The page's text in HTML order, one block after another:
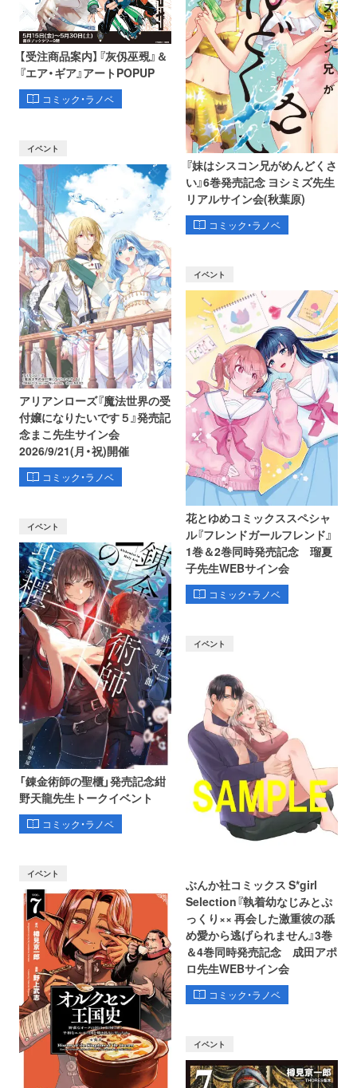
【受注商品案内】『灰仭巫覡』＆
『エア・ギア』アートPOPUP
コミック・ラノベ
『妹はシスコン兄がめんどくさ
い』6巻発売記念 ヨシミズ先生
リアルサイン会(秋葉原)
コミック・ラノベ
イベント
アリアンローズ『魔法世界の受
付嬢になりたいです５』発売記
念まこ先生サイン会
2026/9/21(月・祝)開催
コミック・ラノベ
イベント
花とゆめコミックススペシャ
ル『フレンドガールフレンド』
1巻＆2巻同時発売記念 瑠夏
子先生WEBサイン会
コミック・ラノベ
イベント
「錬金術師の聖櫃」発売記念紺
野天龍先生トークイベント
コミック・ラノベ
イベント
ぶんか社コミックス S*girl
Selection『執着幼なじみとぷ
っくり×× 再会した激重彼の舐
め愛から逃げられません』3巻
＆4巻同時発売記念 成田アポ
ロ先生WEBサイン会
コミック・ラノベ
イベント
イベント